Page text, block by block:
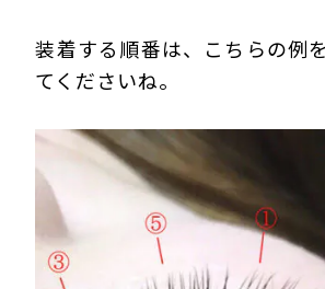
装着する順番は、こちらの例
てくださいね。